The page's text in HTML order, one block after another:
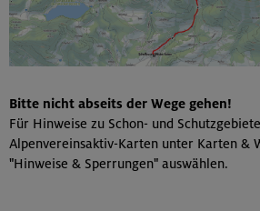
Bitte nicht abseits der Wege gehen!
Für Hinweise zu Schon- und
Alpenvereinsaktiv-Karten unter Karten &
"Hinweise & Sperrungen" auswählen.